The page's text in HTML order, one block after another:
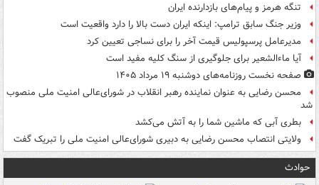
تنگه هرمز و پیام‌های بازدارنده ایران
وزیر جنگ سابق ترامپ: اینکه ایران دست بالا را دارد واقعیت است
مدیرعامل پرسپولیس قیمت آخر را برای نساجی تعیین کرد
آیا ماءالشعیر برای جلوگیری از سنگ کلیه مفید است
صفحه نخست روزنامه‌های دوشنبه ۱۹ مرداد ۱۴۰۵
محسن رضایی به عنوان نماینده رهبر انقلاب در شورای‌عالی امنیت ملی منصوب
شد
بطری آبی که ماشین شما را به آتش می‌کشد
ولایتی انتصاب محسن رضایی به دبیری شورای‌عالی امنیت ملی را تبریک گفت
حوادث